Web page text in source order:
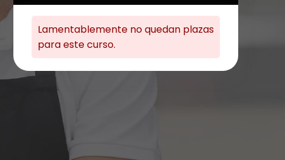
Lamentablemente no quedan plazas
para este curso.